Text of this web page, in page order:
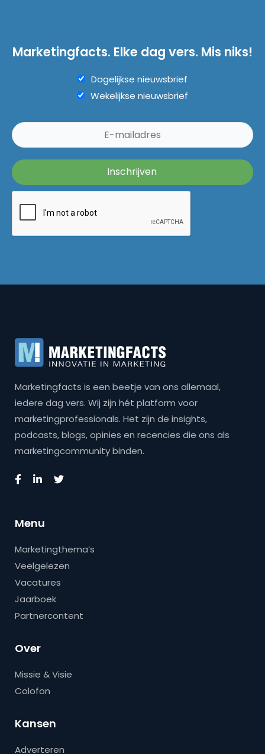
Marketingfacts. Elke dag vers. Mis niks!
Dagelijkse nieuwsbrief
Wekelijkse nieuwsbrief
Marketingfacts is een beetje van ons allemaal,
iedere dag vers. Wij zijn hét platform voor
marketingprofessionals. Het zijn de insights,
podcasts, blogs, opinies en recencies die ons als
marketingcommunity binden.
Menu
Marketingthema’s
Veelgelezen
Vacatures
Jaarboek
Partnercontent
Over
Missie & Visie
Colofon
Kansen
Adverteren